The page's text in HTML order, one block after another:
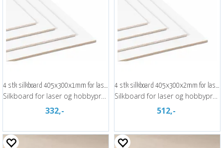
4 stk silkboard 405x300x1mm for laser
Silkboard for laser og hobbyprosjekter
332,-
4 stk silkboard 405x300x2mm for laser
Silkboard for laser og hobbyprosjekter
512,-